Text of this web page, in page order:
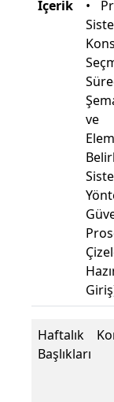
İçerik
•
ve
Haftalık
Başlıkları